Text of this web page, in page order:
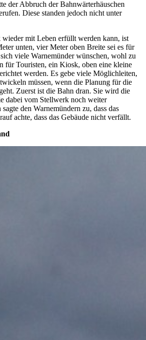
der Abbruch der Bahnwärterhäuschen
Diese standen jedoch nicht unter
wieder mit Leben erfüllt werden kann, ist
unten, vier Meter oben Breite sei es für
viele Warnemünder wünschen, wohl zu
für Touristen, ein Kiosk, oben eine kleine
werden. Es gebe viele Möglichleiten,
müssen, wenn die Planung für die
Zuerst ist die Bahn dran. Sie wird die
dabei vom Stellwerk noch weiter
den Warnemündern zu, dass das
achte, dass das Gebäude nicht verfällt.